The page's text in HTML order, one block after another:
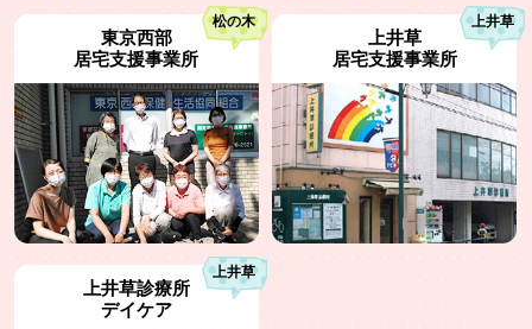
住 所：杉並区今川3‐30‐10 上井
草診ビル5F
住 所：杉並区今川3-30-10
松の木
東京西部
居宅支援事業所
住 所：杉並区梅里2-21-1 日新ビ
上井草
上井草
居宅支援事業所
上井草
上井草診療所
デイケア